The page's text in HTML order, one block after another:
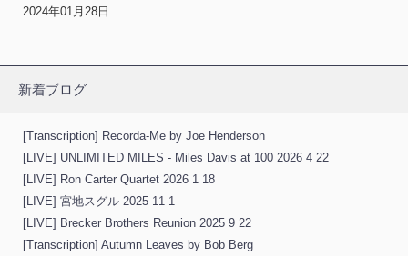
2024年01月28日
新着ブログ
[Transcription] Recorda-Me by Joe Henderson
[LIVE] UNLIMITED MILES - Miles Davis at 100 2026 4 22
[LIVE] Ron Carter Quartet 2026 1 18
[LIVE] 宮地スグル 2025 11 1
[LIVE] Brecker Brothers Reunion 2025 9 22
[Transcription] Autumn Leaves by Bob Berg